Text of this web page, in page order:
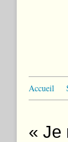
Accueil
« Je